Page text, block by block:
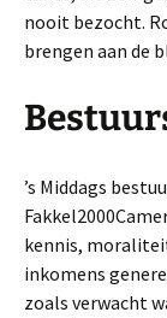
nooit bezocht.
brengen aan de
’s Middags
kennis,
inkomens
zoals verwacht